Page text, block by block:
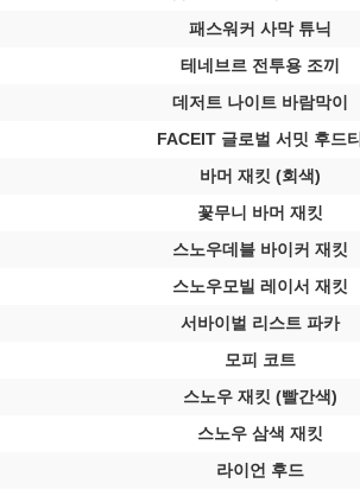
패스워커 사막 튜닉
테네브르 전투용 조끼
데저트 나이트 바람막이
FACEIT 글로벌 서밋 후드티
바머 재킷 (회색)
꽃무니 바머 재킷
스노우데블 바이커 재킷
스노우모빌 레이서 재킷
서바이벌 리스트 파카
모피 코트
스노우 재킷 (빨간색)
스노우 삼색 재킷
라이언 후드